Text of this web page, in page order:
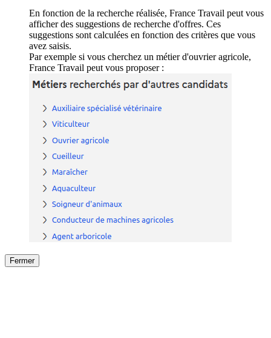
En fonction de la recherche réalisée, France Travail peut vous
afficher des suggestions de recherche d'offres. Ces
suggestions sont calculées en fonction des critères que vous
avez saisis.
Par exemple si vous cherchez un métier d'ouvrier agricole,
France Travail peut vous proposer :
Fermer